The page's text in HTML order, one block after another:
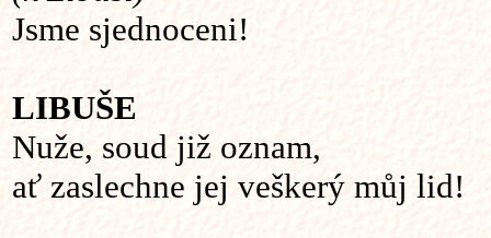
Jsme sjednoceni!
LIBUŠE
Nuže, soud již oznam,
ať zaslechne jej veškerý můj lid!